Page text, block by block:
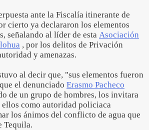
ante la Fiscalía itinerante de
cierto ya declararon los elementos
señalando al líder de esta Asociación
, por los delitos de Privación
y amenazas.
al decir que, "sus elementos fueron
el denunciado Erasmo Pacheco
de un grupo de hombres, los invitara
como autoridad policiaca
los ánimos del conflicto de agua que
Tequila.